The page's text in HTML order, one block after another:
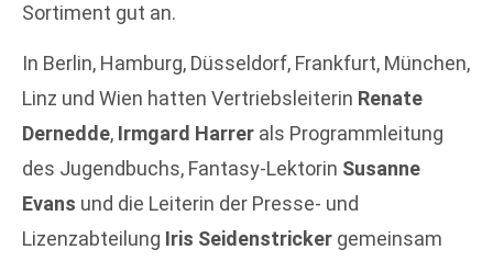
Sortiment gut an.
In Berlin, Hamburg, Düsseldorf, Frankfurt, München,
Linz und Wien hatten Vertriebsleiterin Renate
Dernedde, Irmgard Harrer als Programmleitung
des Jugendbuchs, Fantasy-Lektorin Susanne
Evans und die Leiterin der Presse- und
Lizenzabteilung Iris Seidenstricker gemeinsam